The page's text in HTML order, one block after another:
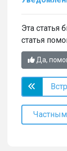
Эта статья
статья
Да,